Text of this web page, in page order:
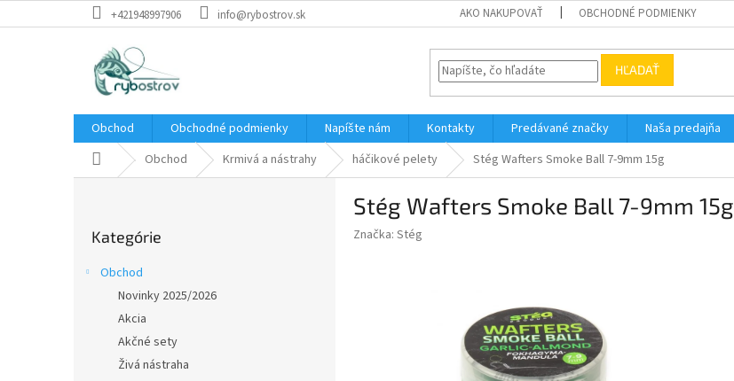
na
+421948997906 info@rybostrov.sk AKO NAKUPOVAŤ OBCHODNÉ PODMIENKY
HĽADAŤ
Obchod Obchodné podmienky Napíšte nám Kontakty Predávané značky Naša predajňa
Domov Obchod Krmivá a nástrahy háčikové pelety Stég Wafters Smoke Ball 7-9mm 15g
kategórie
Kategórie
Obchod
Novinky 2025/2026
Akcia
Akčné sety
Živá nástraha
Stég Wafters Smoke Ball 7-9mm 15g
Značka: Stég